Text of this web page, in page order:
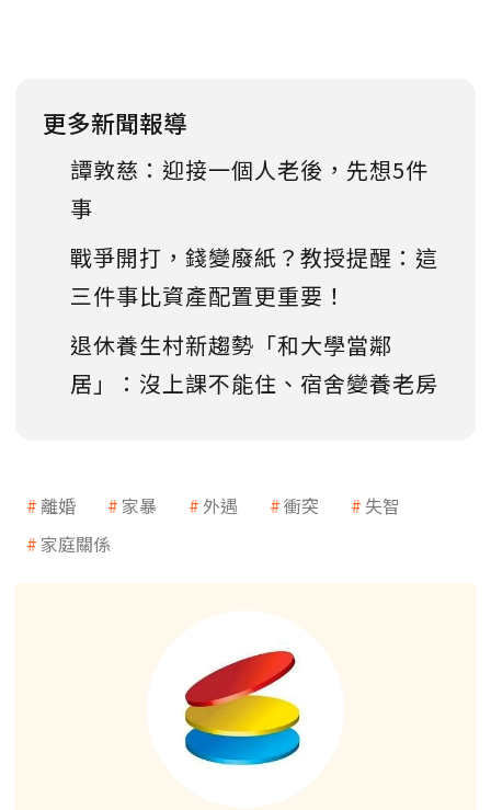
更多新聞報導
譚敦慈：迎接一個人老後，先想5件
事
戰爭開打，錢變廢紙？教授提醒：這
三件事比資產配置更重要！
退休養生村新趨勢「和大學當鄰
居」：沒上課不能住、宿舍變養老房
離婚 家暴 外遇 衝突
失智
家庭關係